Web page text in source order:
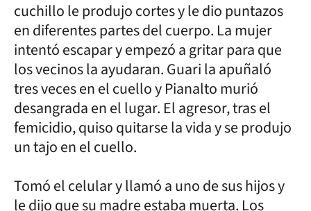
cuchillo le produjo cortes y le dio puntazos
en diferentes partes del cuerpo. La mujer
intentó escapar y empezó a gritar para que
los vecinos la ayudaran. Guari la apuñaló
tres veces en el cuello y Pianalto murió
desangrada en el lugar. El agresor, tras el
femicidio, quiso quitarse la vida y se produjo
un tajo en el cuello.
Tomó el celular y llamó a uno de sus hijos y
le dijo que su madre estaba muerta. Los